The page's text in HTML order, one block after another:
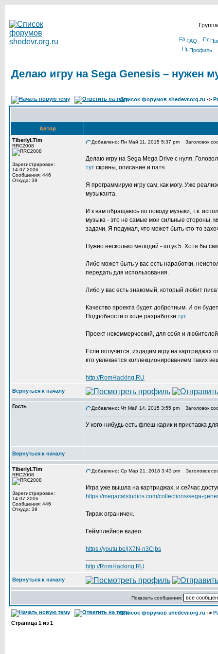
FAQ
Профиль
Делаю игру на Sega Genesis – нужен
Список форумов shedevr.org.ru ->
Автор
TiberiyLTim
RRC2008
Зарегистрирован:
14.07.2006
Сообщения: 446
Откуда: 39
Добавлено: Пн Май 11, 2015 5:37 pm Заголовок
Делаю игру на Sega Mega Drive с нуля.
тут скрины, описание и патч.
Я программирую игру сам, как могу. Уже
музыканта.
И к вам обращаюсь по поводу музыки, т.к.
музыка - это не самые мои сильные стороны,
задачи. Я подумал, что может быть кто-то
Нужно несколько мелодий - штук 5. Хотя бы
Либо может быть у вас есть наработки,
передать для использования.
Либо у вас есть знакомый, который любит
Качество проекта будет добротным. И он
Подробности о ходе разработки тут.
Проект некоммерческий, для себя и
Если получится, издадим игру на картриджах
кто увлекается коллекционированием таких
http://RomHacking.RU
Вернуться к началу
Гость Добавлено: Чт Май 14, 2015 3:55 pm Заголовок
У кого-нибудь есть флеш-карик и приставка
Вернуться к началу
TiberiyLTim
RRC2008
Зарегистрирован:
14.07.2006
Сообщения: 446
Откуда: 39
Добавлено: Ср Мар 21, 2018 3:43 pm Заголовок
Игра уже вышла на картриджах, и сейчас
https://megacatstudios.com/collections/sega-
Тираж ограничен.
Геймплейное видео:
https://youtu.be/jX7N-n3Cjbs
http://RomHacking.RU
Вернуться к началу
Показать сообщения:
Список форумов shedevr.org.ru ->
Страница 1 из 1